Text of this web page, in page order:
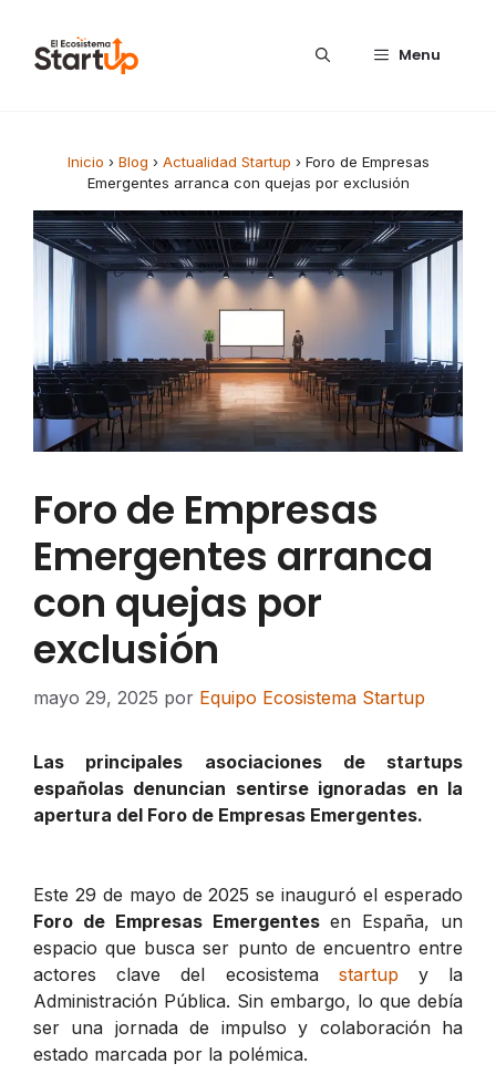
Menu
Inicio › Blog › Actualidad Startup › Foro de Empresas
Emergentes arranca con quejas por exclusión
Foro de Empresas
Emergentes arranca
con quejas por
exclusión
mayo 29, 2025 por Equipo Ecosistema Startup
Las principales asociaciones de startups
españolas denuncian sentirse ignoradas en la
apertura del Foro de Empresas Emergentes.
Este 29 de mayo de 2025 se inauguró el esperado
Foro de Empresas Emergentesen España, un
espacio que busca ser punto de encuentro entre
actores clave del ecosistema startup y la
Administración Pública. Sin embargo, lo que debía
ser una jornada de impulso y colaboración ha
estado marcada por la polémica.